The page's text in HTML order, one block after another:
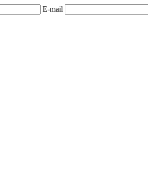
E-mail